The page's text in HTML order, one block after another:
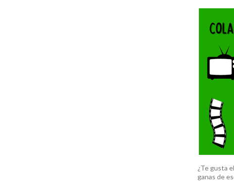
¿Te gusta
ganas de